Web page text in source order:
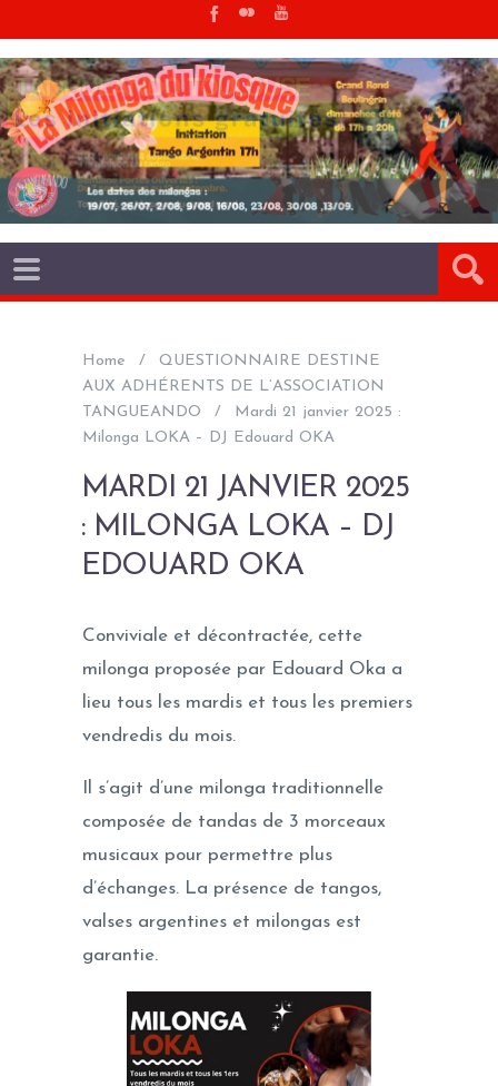
Home
QUESTIONNAIRE DESTINE
AUX ADHÉRENTS DE L’ASSOCIATION
TANGUEANDO
Mardi 21 janvier 2025 :
Milonga LOKA – DJ Edouard OKA
MARDI 21 JANVIER 2025
: MILONGA LOKA – DJ
EDOUARD OKA
Conviviale et décontractée, cette
milonga proposée par Edouard Oka a
lieu tous les mardis et tous les premiers
vendredis du mois.
Il s’agit d’une milonga traditionnelle
composée de tandas de 3 morceaux
musicaux pour permettre plus
d’échanges. La présence de tangos,
valses argentines et milongas est
garantie.